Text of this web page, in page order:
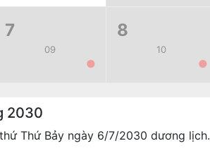
7
09
●
8
10
●
2030
Thứ Bảy ngày 6/7/2030 dương lịch.